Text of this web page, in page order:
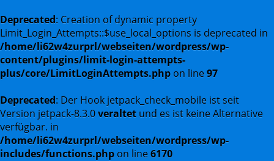
Deprecated: Creation of dynamic property
Limit_Login_Attempts::$use_local_options is deprecated in
/home/li62w4zurprl/webseiten/wordpress/wp-
content/plugins/limit-login-attempts-
plus/core/LimitLoginAttempts.php on line97
Deprecated: Der Hook jetpack_check_mobile ist seit
Version jetpack-8.3.0veraltet und es ist keine Alternative
verfügbar. in
/home/li62w4zurprl/webseiten/wordpress/wp-
includes/functions.php on line6170